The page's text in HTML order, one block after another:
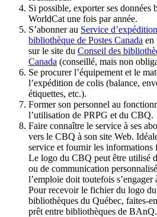
Si possible, exporter ses données
WorldCat une fois par année.
S’abonner au Service
bibliothèque de Postes Canada en
sur le site du Conseil des
Canada (conseillé, mais non
Se procurer l’équipement et le
l’expédition de colis (balance,
étiquettes, etc.).
Former son personnel au
l’utilisation de PRPG et du CBQ.
Faire connaître le service à ses
vers le CBQ à son site Web.
service et fournir les informations
Le logo du CBQ peut être utilisé
ou de communication
l’emploie doit toutefois s’engager
Pour recevoir le fichier du logo
bibliothèques du Québec, faites-
prêt entre bibliothèques de BAnQ.